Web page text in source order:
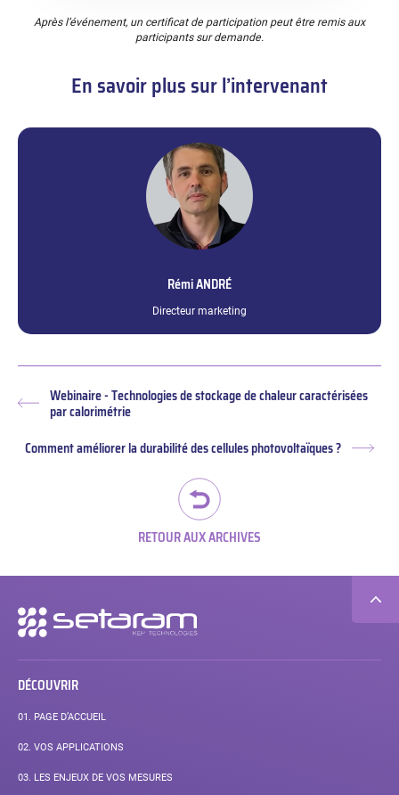
Après l’événement, un certificat de participation peut être remis aux
participants sur demande.
En savoir plus sur l’intervenant
RémiANDRÉ
Directeur marketing
Article
Webinaire - Technologies de stockage de chaleur caractérisées
par calorimétrie
Comment améliorer la durabilité des cellules photovoltaïques ?
RETOUR AUX ARCHIVES
Navigation
secondaire
DÉCOUVRIR
01. PAGE D’ACCUEIL
02. VOS APPLICATIONS
03. LES ENJEUX DE VOS MESURES